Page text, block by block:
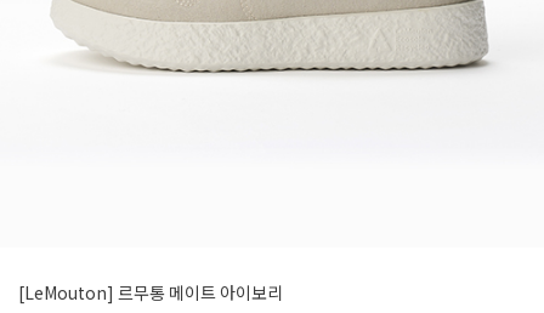
[LeMouton] 르무통 메이트 아이보리